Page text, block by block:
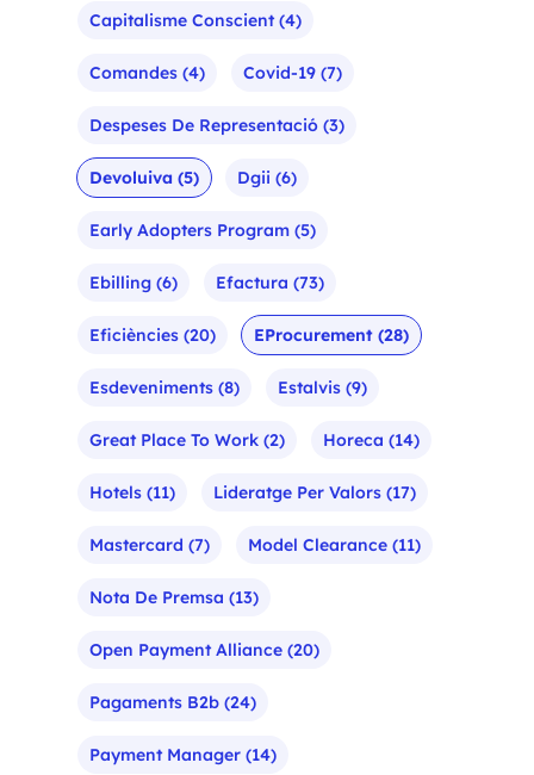
Capitalisme Conscient(4)
Comandes (4) Covid-19 (7)
Despeses De Representació (3)
Devoluiva (5) Dgii (6)
Early Adopters Program (5)
Ebilling (6) Efactura (73)
Eficiències (20) EProcurement (28)
Esdeveniments (8) Estalvis (9)
Great Place To Work (2) Horeca (14)
Hotels (11) Lideratge Per Valors (17)
Mastercard (7) Model Clearance (11)
Nota De Premsa (13)
Open Payment Alliance (20)
Pagaments B2b (24)
Payment Manager (14)